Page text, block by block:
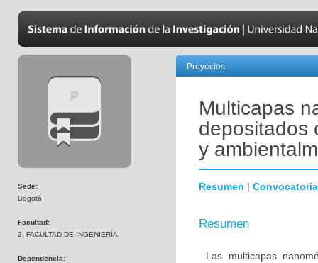
Sede:
Bogotá
Facultad:
2- FACULTAD DE INGENIERÍA
Dependencia:
Proyectos
Multicapas
depositados
y
Resumen | Convocatoria
Resumen
Las multicapas